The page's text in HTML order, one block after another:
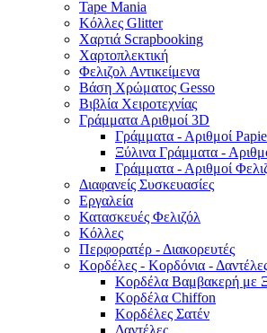
Tape Mania
Κόλλες Glitter
Χαρτιά Scrapbooking
Χαρτοπλεκτική
Φελιζολ Αντικείμενα
Βάση Χρώματος Gesso
Βιβλία Χειροτεχνίας
Γράμματα Αριθμοί 3D
Γράμματα - Αριθμοί
Ξύλινα Γράμματα -
Γράμματα - Αριθμοί
Διαφανείς Συσκευασίες
Εργαλεία
Κατασκευές Φελιζόλ
Κόλλες
Περφορατέρ - Διακορευτές
Κορδέλες - Κορδόνια -
Κορδέλα Βαμβακερή με
Κορδέλα Chiffon
Κορδέλες Σατέν
Δαντέλες